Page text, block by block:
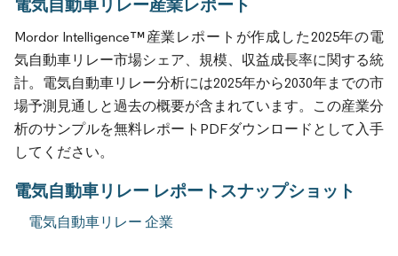
電気自動車リレー産業レポート
Mordor Intelligence™産業レポートが作成した2025年の電
気自動車リレー市場シェア、規模、収益成長率に関する統
計。電気自動車リレー分析には2025年から2030年までの市
場予測見通しと過去の概要が含まれています。この産業分
析のサンプルを無料レポートPDFダウンロードとして入手
してください。
電気自動車リレー レポートスナップショット
電気自動車リレー 企業